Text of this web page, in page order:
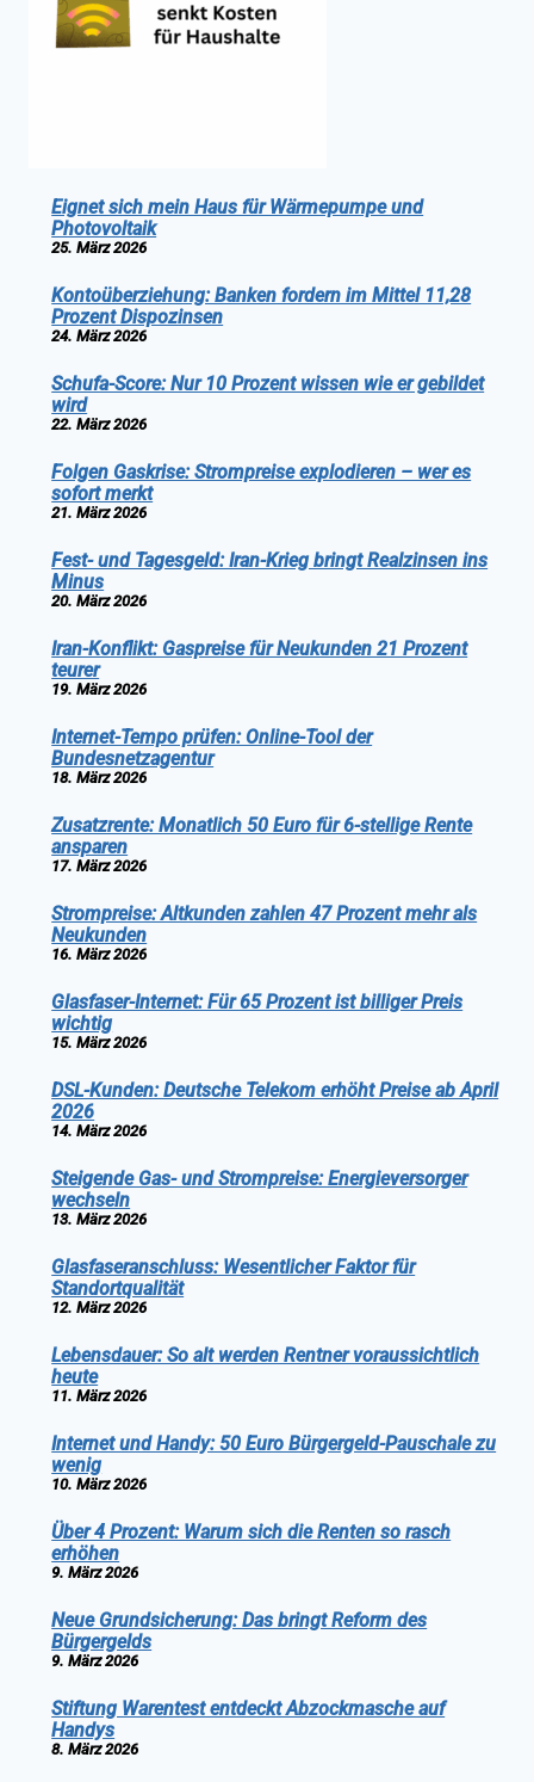
Eignet sich mein Haus für Wärmepumpe und
Photovoltaik
25. März 2026
Kontoüberziehung: Banken fordern im Mittel 11,28
Prozent Dispozinsen
24. März 2026
Schufa-Score: Nur 10 Prozent wissen wie er gebildet
wird
22. März 2026
Folgen Gaskrise: Strompreise explodieren – wer es
sofort merkt
21. März 2026
Fest- und Tagesgeld: Iran-Krieg bringt Realzinsen ins
Minus
20. März 2026
Iran-Konflikt: Gaspreise für Neukunden 21 Prozent
teurer
19. März 2026
Internet-Tempo prüfen: Online-Tool der
Bundesnetzagentur
18. März 2026
Zusatzrente: Monatlich 50 Euro für 6-stellige Rente
ansparen
17. März 2026
Strompreise: Altkunden zahlen 47 Prozent mehr als
Neukunden
16. März 2026
Glasfaser-Internet: Für 65 Prozent ist billiger Preis
wichtig
15. März 2026
DSL-Kunden: Deutsche Telekom erhöht Preise ab April
2026
14. März 2026
Steigende Gas- und Strompreise: Energieversorger
wechseln
13. März 2026
Glasfaseranschluss: Wesentlicher Faktor für
Standortqualität
12. März 2026
Lebensdauer: So alt werden Rentner voraussichtlich
heute
11. März 2026
Internet und Handy: 50 Euro Bürgergeld-Pauschale zu
wenig
10. März 2026
Über 4 Prozent: Warum sich die Renten so rasch
erhöhen
9. März 2026
Neue Grundsicherung: Das bringt Reform des
Bürgergelds
9. März 2026
Stiftung Warentest entdeckt Abzockmasche auf
Handys
8. März 2026